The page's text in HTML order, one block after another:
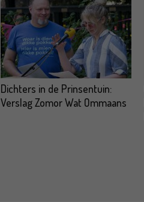
Dichters in de Prinsentuin:
Verslag Zomor Wat Ommaans